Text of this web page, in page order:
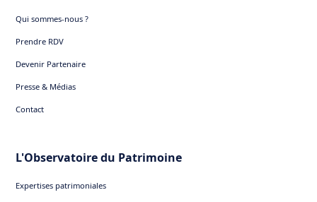
Qui sommes-nous ?
Prendre RDV
Devenir Partenaire
Presse & Médias
Contact
L'Observatoire du Patrimoine
Expertises patrimoniales